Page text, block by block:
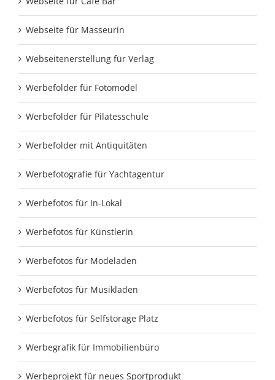
Webseite für Masseurin
Webseitenerstellung für Verlag
Werbefolder für Fotomodel
Werbefolder für Pilatesschule
Werbefolder mit Antiquitäten
Werbefotografie für Yachtagentur
Werbefotos für In-Lokal
Werbefotos für Künstlerin
Werbefotos für Modeladen
Werbefotos für Musikladen
Werbefotos für Selfstorage Platz
Werbegrafik für Immobilienbüro
Werbeprojekt für neues Sportprodukt